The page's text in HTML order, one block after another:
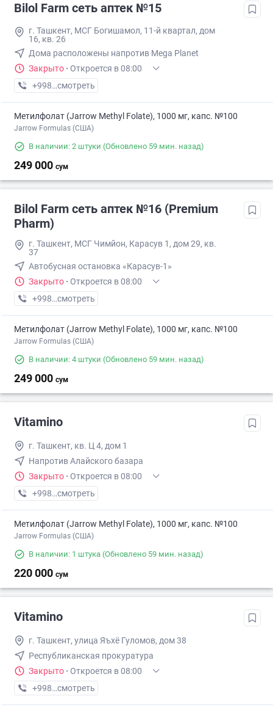
Bilol Farm сеть аптек №15
г. Ташкент, МСГ Богишамол, 11-й квартал, дом
16, кв. 26
Дома расположены напротив Mega Planet
Закрыто · Откроется в 08:00
+998 (90) XXX-XX-XX
смотреть
Метилфолат (Jarrow Methyl Folate), 1000 мг, капс. №100
Jarrow Formulas (США)
В наличии: 2 штуки (Обновлено 59 мин. назад)
249 000 сум
Bilol Farm сеть аптек №16 (Premium
Pharm)
г. Ташкент, МСГ Чимйон, Карасув 1, дом 29, кв.
37
Автобусная остановка «Карасув-1»
Закрыто · Откроется в 08:00
+998 (77) XXX-XX-XX
смотреть
Метилфолат (Jarrow Methyl Folate), 1000 мг, капс. №100
Jarrow Formulas (США)
В наличии: 4 штуки (Обновлено 59 мин. назад)
249 000 сум
Vitamino
г. Ташкент, кв. Ц 4, дом 1
Напротив Алайского базара
Закрыто · Откроется в 08:00
+998 (77) XXX-XX-XX
смотреть
Метилфолат (Jarrow Methyl Folate), 1000 мг, капс. №100
Jarrow Formulas (США)
В наличии: 1 штука (Обновлено 59 мин. назад)
220 000 сум
Vitamino
г. Ташкент, улица Яъхё Гуломов, дом 38
Республиканская прокуратура
Закрыто · Откроется в 08:00
+998 (99) XXX-XX-XX
смотреть